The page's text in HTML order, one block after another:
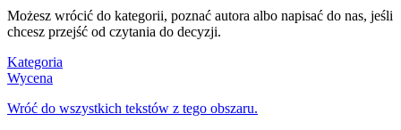
Możesz wrócić do kategorii, poznać autora albo napisać do nas, jeśli
chcesz przejść od czytania do decyzji.
Kategoria
Wycena
Wróć do wszystkich tekstów z tego obszaru.